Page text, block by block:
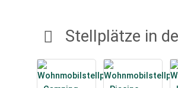
Stellplätze in